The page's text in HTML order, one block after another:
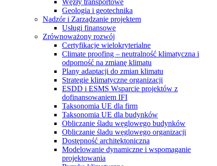
Węzły transportowe
Geologia i geotechnika
Nadzór i Zarządzanie projektem
Usługi finansowe
Zrównoważony rozwój
Certyfikacje wielokryterialne
Climate proofing – neutralność klimatyczna i
odporność na zmianę klimatu
Plany adaptacji do zmian klimatu
Strategie klimatyczne organizacji
ESDD i ESMS Wsparcie projektów z
dofinansowaniem IFI
Taksonomia UE dla firm
Taksonomia UE dla budynków
Obliczanie śladu węglowego budynków
Obliczanie śladu węglowego organizacji
Dostępność architektoniczna
Modelowanie dynamiczne i wspomaganie
projektowania